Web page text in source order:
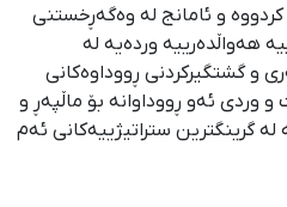
و ئامانج لە وەگەڕخستنی
هەواڵدەرییە وردەیە لە
و گشتگیركردنی ڕووداوەكانی
وردی ئەو ڕووداوانە بۆ ماڵپەڕ و
لە گرینگترین ستراتیژییەكانی ئەم